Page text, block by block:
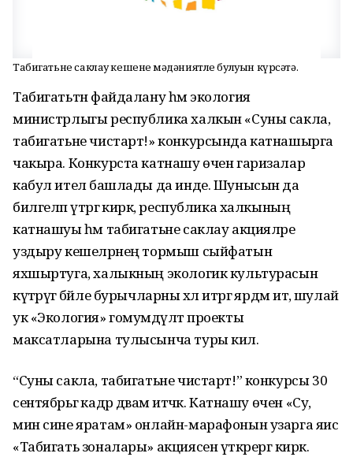
Табигатьне саклау кешенең мәдәниятле булуын күрсәтә.
Табигатьтән файдалану һәм экология
министрлыгы республика халкын «Суны сакла,
табигатьне чистарт!» конкурсында катнашырга
чакыра. Конкурста катнашу өчен гаризалар
кабул ителә башлады да инде. Шунысын да
билгеләп үтәргә кирәк, республика халкының
катнашуы һәм табигатьне саклау акцияләре
уздыру кешеләрнең тормыш сыйфатын
яхшыртуга, халыкның экологик культурасын
күтәрүгә бәйле бурычларны хәл итәргә ярдәм итә, шулай
ук «Экология» гомумдәүләт проекты
максатларына тулысынча туры килә.
“Суны сакла, табигатьне чистарт!” конкурсы 30
сентябрьгә кадәр дәвам итәчәк. Катнашу өчен «Су,
мин сине яратам» онлайн-марафонын узарга яисә
«Табигать зоналары» акциясен үткәрергә кирәк.